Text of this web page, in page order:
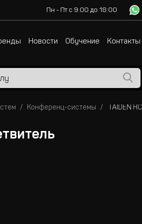
Пн - Пт с 9:00 до 18:00
Новости Обучение Контакты
Конференц-системы